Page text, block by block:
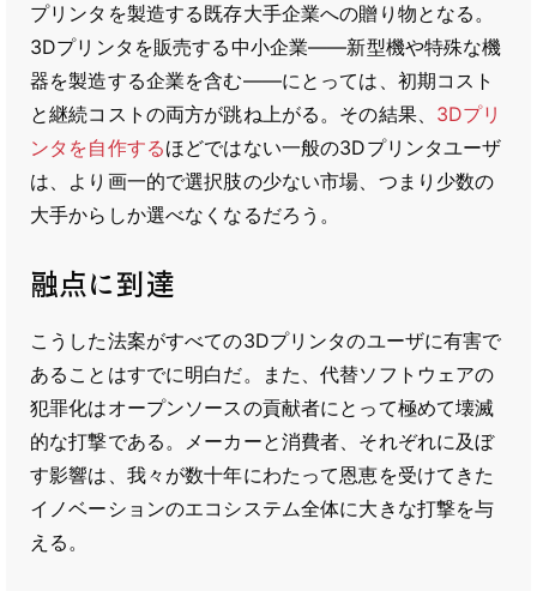
プリンタを製造する既存大手企業への贈り物となる。
3Dプリンタを販売する中小企業――新型機や特殊な機
器を製造する企業を含む――にとっては、初期コスト
と継続コストの両方が跳ね上がる。その結果、 3Dプリ
ンタを自作するほどではない一般の3Dプリンタユーザ
は、より画一的で選択肢の少ない市場、つまり少数の
大手からしか選べなくなるだろう。
融点に到達
こうした法案がすべての3Dプリンタのユーザに有害で
あることはすでに明白だ。また、代替ソフトウェアの
犯罪化はオープンソースの貢献者にとって極めて壊滅
的な打撃である。メーカーと消費者、それぞれに及ぼ
す影響は、我々が数十年にわたって恩恵を受けてきた
イノベーションのエコシステム全体に大きな打撃を与
える。